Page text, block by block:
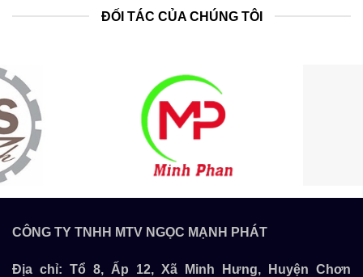
ĐỐI TÁC CỦA CHÚNG TÔI
CÔNG TY TNHH MTV NGỌC MẠNH PHÁT
Địa chỉ: Tổ 8, Ấp 12, Xã Minh Hưng, Huyện Chơn